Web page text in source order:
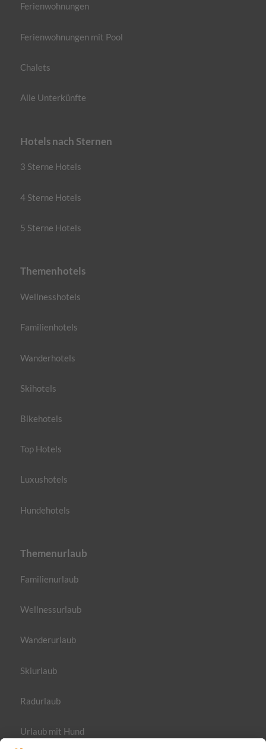
Ferienwohnungen
Ferienwohnungen mit Pool
Chalets
Alle Unterkünfte
Hotels nach Sternen
3 Sterne Hotels
4 Sterne Hotels
5 Sterne Hotels
Themenhotels
Wellnesshotels
Familienhotels
Wanderhotels
Skihotels
Bikehotels
Top Hotels
Luxushotels
Hundehotels
Themenurlaub
Familienurlaub
Wellnessurlaub
Wanderurlaub
Skiurlaub
Radurlaub
Urlaub mit Hund